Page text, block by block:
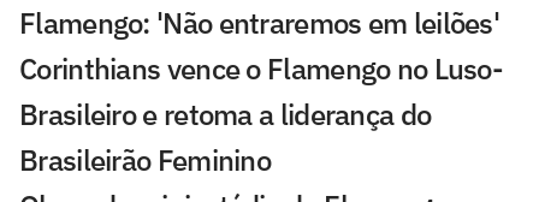
Flamengo: 'Não entraremos em leilões'
Corinthians vence o Flamengo no Luso-
Brasileiro e retoma a liderança do
Brasileirão Feminino